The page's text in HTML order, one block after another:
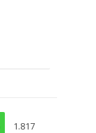
1.817